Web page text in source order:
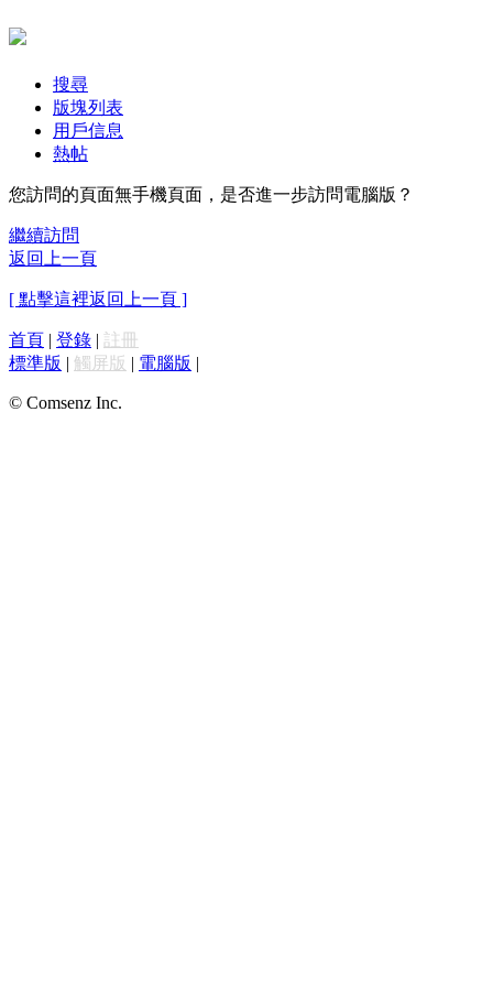
搜尋
版塊列表
用戶信息
熱帖
您訪問的頁面無手機頁面，是否進一步訪問電腦版？
繼續訪問
返回上一頁
[ 點擊這裡返回上一頁 ]
首頁 | 登錄 | 註冊
標準版 | 觸屏版 | 電腦版 |
© Comsenz Inc.